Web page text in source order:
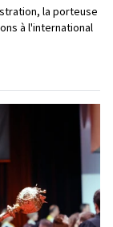
la porteuse
à l'international